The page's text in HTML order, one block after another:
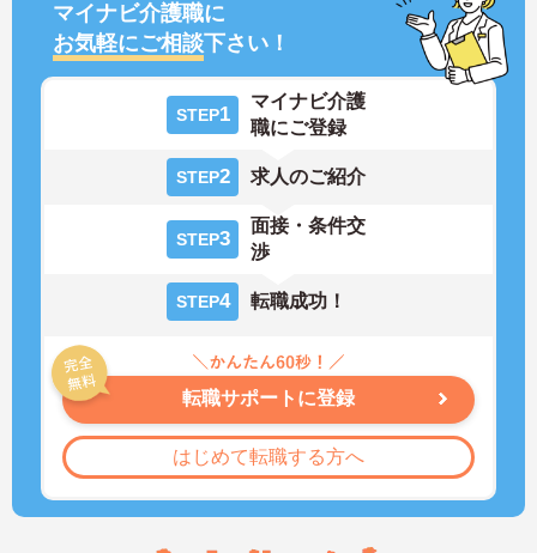
マイナビ介護職に
お気軽にご相談下さい！
STEP1
マイナビ介護
職にご登録
STEP2 求人のご紹介
STEP3
面接・条件交
渉
STEP4 転職成功！
転職サポートに登録
はじめて転職する方へ